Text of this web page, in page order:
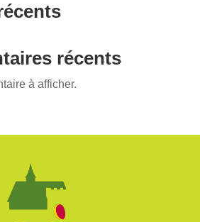
récents
à afficher.